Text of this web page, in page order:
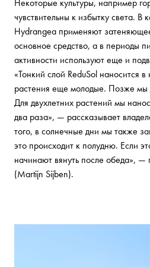
Некоторые культуры, например
чувствительны к избытку света. В
Hydrangea применяют
основное средство, а в периоды
активности используют еще и
«Тонкий слой ReduSol наносится
растения еще молодые. Позже мы
Для двухлетних растений мы
два раза», — рассказывает
того, в солнечные дни мы также
это происходит к полудню. Если
начинают вянуть после обеда»,
(Martijn Sijben).